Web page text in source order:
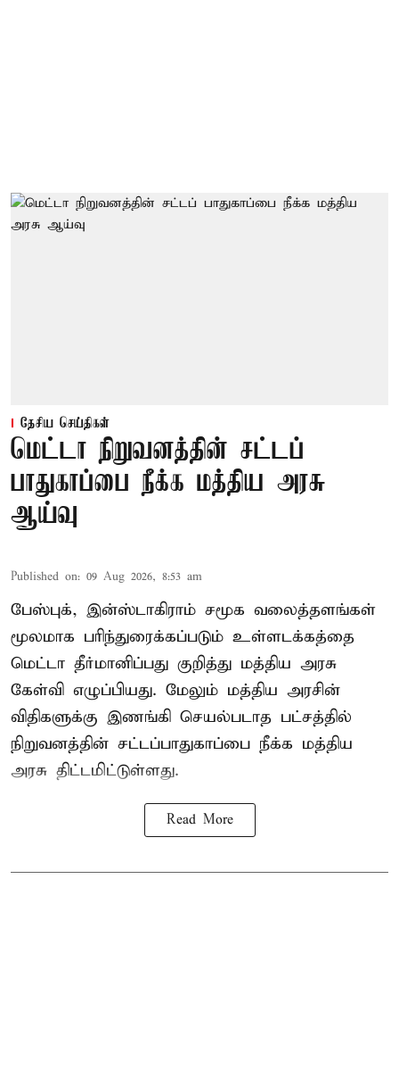
தேசிய செய்திகள்
மெட்டா நிறுவனத்தின் சட்டப்
பாதுகாப்பை நீக்க மத்திய அரசு
ஆய்வு
Published on: 09 Aug 2026, 8:53 am
பேஸ்புக், இன்ஸ்டாகிராம் சமூக வலைத்தளங்கள்
மூலமாக பரிந்துரைக்கப்படும் உள்ளடக்கத்தை
மெட்டா தீர்மானிப்பது குறித்து மத்திய அரசு
கேள்வி எழுப்பியது. மேலும் மத்திய அரசின்
விதிகளுக்கு இணங்கி செயல்படாத பட்சத்தில்
நிறுவனத்தின் சட்டப்பாதுகாப்பை நீக்க மத்திய
அரசு திட்டமிட்டுள்ளது.
Read More